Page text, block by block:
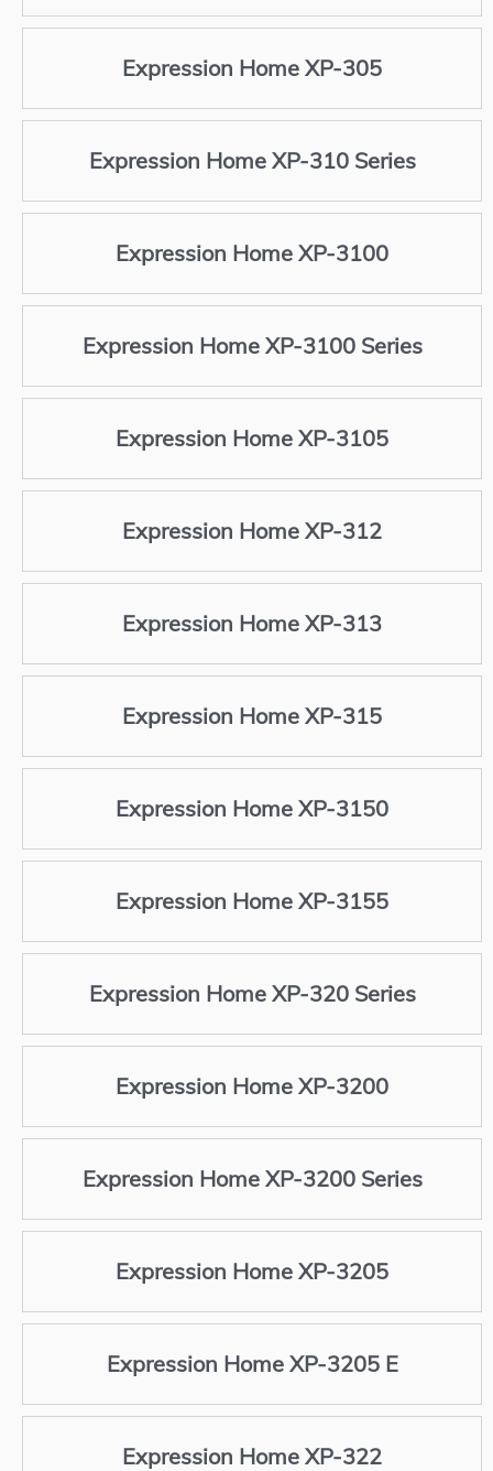
Expression Home XP-305
Expression Home XP-310 Series
Expression Home XP-3100
Expression Home XP-3100 Series
Expression Home XP-3105
Expression Home XP-312
Expression Home XP-313
Expression Home XP-315
Expression Home XP-3150
Expression Home XP-3155
Expression Home XP-320 Series
Expression Home XP-3200
Expression Home XP-3200 Series
Expression Home XP-3205
Expression Home XP-3205 E
Expression Home XP-322